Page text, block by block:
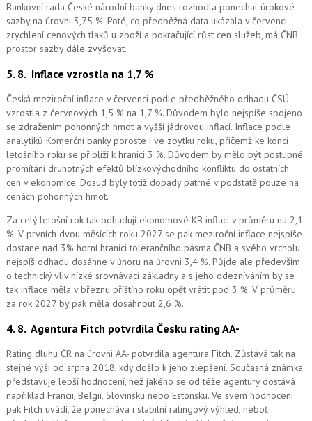
Bankovní rada České národní banky dnes rozhodla ponechat úrokové
sazby na úrovni 3,75 %. Poté, co předběžná data ukázala v červenci
zrychlení cenových tlaků u zboží a pokračující růst cen služeb, má ČNB
prostor sazby dále zvyšovat.
5. 8. Inflace vzrostla na 1,7 %
Česká meziroční inflace v červenci podle předběžného odhadu ČSÚ
vzrostla z červnových 1,5 % na 1,7 %. Důvodem bylo nejspíše spojeno
se zdražením pohonných hmot a vyšší jádrovou inflací. Inflace podle
analytiků Komerční banky poroste i ve zbytku roku, přičemž ke konci
letošního roku se přiblíží k hranici 3 %. Důvodem by mělo být postupné
promítání druhotných efektů blízkovýchodního konfliktu do ostatních
cen v ekonomice. Dosud byly totiž dopady patrné v podstatě pouze na
cenách pohonných hmot.
Za celý letošní rok tak odhadují ekonomové KB inflaci v průměru na 2,1
%. V prvních dvou měsících roku 2027 se pak meziroční inflace nejspíše
dostane nad 3% horní hranici tolerančního pásma ČNB a svého vrcholu
nejspíš odhadu dosáhne v únoru na úrovni 3,4 %. Půjde ale především
o technický vliv nízké srovnávací základny a s jeho odezníváním by se
tak inflace měla v březnu příštího roku opět vrátit pod 3 %. V průměru
za rok 2027 by pak měla dosáhnout 2,6 %.
4. 8. Agentura Fitch potvrdila Česku rating AA-
Rating dluhu ČR na úrovni AA- potvrdila agentura Fitch. Zůstává tak na
stejné výši od srpna 2018, kdy došlo k jeho zlepšení. Současná známka
představuje lepší hodnocení, než jakého se od téže agentury dostává
například Francii, Belgii, Slovinsku nebo Estonsku. Ve svém hodnocení
pak Fitch uvádí, že ponechává i stabilní ratingový výhled, neboť